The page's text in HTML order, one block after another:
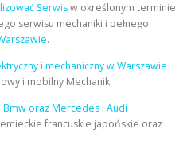
Serwisw określonym terminie
serwisu mechaniki i pełnego
.
i mechaniczny w Warszawie
i mobilny Mechanik.
Bmw oraz Mercedes i Audi
francuskie japońskie oraz